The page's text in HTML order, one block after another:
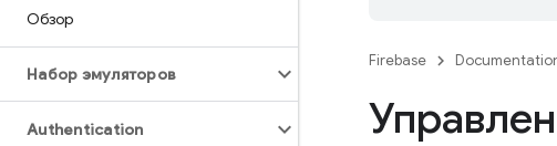
Обзор
Набор эмуляторов
Authentication
Firebase